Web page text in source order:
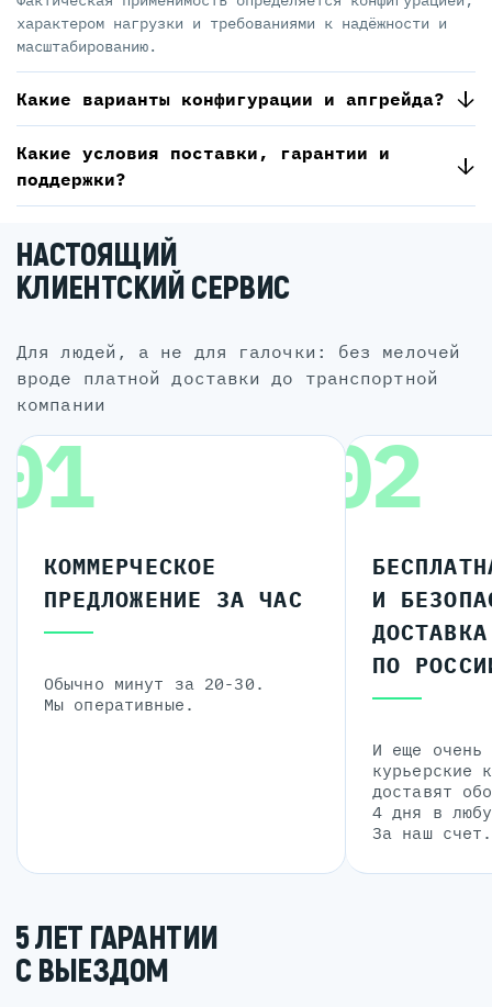
характером нагрузки и требованиями к надёжности и
масштабированию.
Какие варианты конфигурации и апгрейда?
Какие условия поставки, гарантии и
поддержки?
НАСТОЯЩИЙ
КЛИЕНТСКИЙ СЕРВИС
для людей, а не для галочки: без мелочей
вроде платной доставки до транспортной
компании
КОММЕРЧЕСКОЕ
ПРЕДЛОЖЕНИЕ ЗА ЧАС
Обычно минут за 20-30.
Мы оперативные.
02
И
ДОСТАВКА
ПО
И еще очень
курьерские
доставят
4 дня в
За наш счет.
5 ЛЕТ ГАРАНТИИ
С ВЫЕЗДОМ